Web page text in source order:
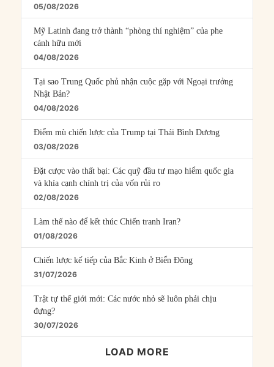
05/08/2026
Mỹ Latinh đang trở thành “phòng thí nghiệm” của phe
cánh hữu mới
04/08/2026
Tại sao Trung Quốc phủ nhận cuộc gặp với Ngoại trưởng
Nhật Bản?
04/08/2026
Điểm mù chiến lược của Trump tại Thái Bình Dương
03/08/2026
Đặt cược vào thất bại: Các quỹ đầu tư mạo hiểm quốc gia
và khía cạnh chính trị của vốn rủi ro
02/08/2026
Làm thế nào để kết thúc Chiến tranh Iran?
01/08/2026
Chiến lược kế tiếp của Bắc Kinh ở Biển Đông
31/07/2026
Trật tự thế giới mới: Các nước nhỏ sẽ luôn phải chịu
đựng?
30/07/2026
LOAD MORE